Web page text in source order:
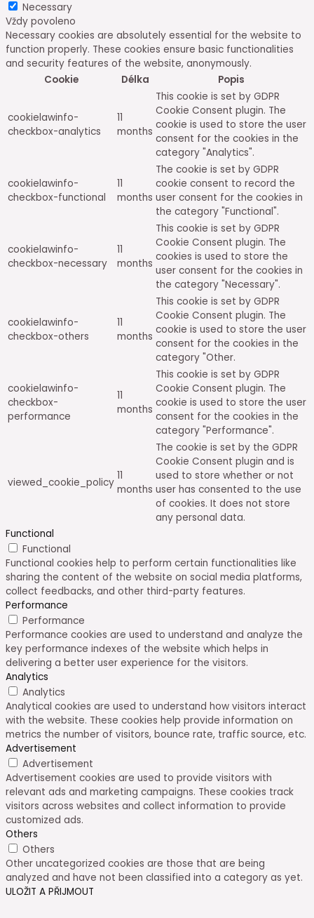
Necessary
Vždy povoleno
Necessary cookies are absolutely essential for the website to
function properly. These cookies ensure basic functionalities
and security features of the website, anonymously.
Cookie
Délka Popis
cookielawinfo-
checkbox-analytics
11
months
This cookie is set by GDPR
Cookie Consent plugin. The
cookie is used to store the user
consent for the cookies in the
category "Analytics".
cookielawinfo-
checkbox-functional
11
months
The cookie is set by GDPR
cookie consent to record the
user consent for the cookies in
the category "Functional".
cookielawinfo-
checkbox-necessary
11
months
This cookie is set by GDPR
Cookie Consent plugin. The
cookies is used to store the
user consent for the cookies in
the category "Necessary".
cookielawinfo-
checkbox-others
11
months
This cookie is set by GDPR
Cookie Consent plugin. The
cookie is used to store the user
consent for the cookies in the
category "Other.
cookielawinfo-
checkbox-
performance
11
months
This cookie is set by GDPR
Cookie Consent plugin. The
cookie is used to store the user
consent for the cookies in the
category "Performance".
viewed_cookie_policy
11
months
The cookie is set by the GDPR
Cookie Consent plugin and is
used to store whether or not
user has consented to the use
of cookies. It does not store
any personal data.
Functional
Functional
Functional cookies help to perform certain functionalities like
sharing the content of the website on social media platforms,
collect feedbacks, and other third-party features.
Performance
Performance
Performance cookies are used to understand and analyze the
key performance indexes of the website which helps in
delivering a better user experience for the visitors.
Analytics
Analytics
Analytical cookies are used to understand how visitors interact
with the website. These cookies help provide information on
metrics the number of visitors, bounce rate, traffic source, etc.
Advertisement
Advertisement
Advertisement cookies are used to provide visitors with
relevant ads and marketing campaigns. These cookies track
visitors across websites and collect information to provide
customized ads.
Others
Others
Other uncategorized cookies are those that are being
analyzed and have not been classified into a category as yet.
ULOŽIT A PŘIJMOUT